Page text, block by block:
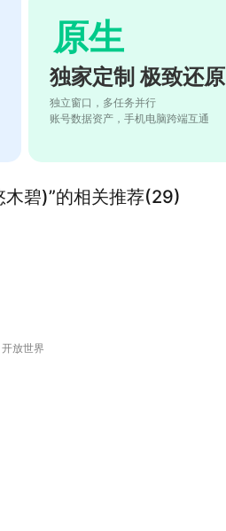
原生
独家定制 极致还原
独立窗口，多任务并行
账号数据资产，手机电脑跨端互通
碧)”的相关推荐(29)
开放世界